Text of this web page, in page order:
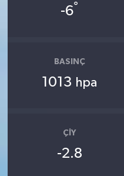
-6°
BASINÇ
1013 hpa
ÇIY
-2.8